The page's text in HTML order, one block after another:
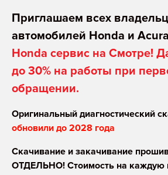
Приглашаем всех
автомобилей Honda и Acura
Honda сервис на Смотре!
до 30% на работы при
обращении.
Оригинальный диагностический
обновили до 2028 года
Скачивание и закачивание
ОТДЕЛЬНО! Стоимость на каждую